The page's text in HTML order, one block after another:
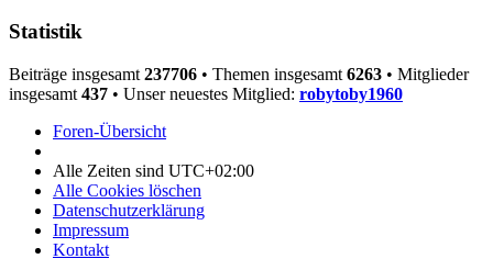
Statistik
Beiträge insgesamt 237706 • Themen insgesamt 6263 • Mitglieder
insgesamt 437 • Unser neuestes Mitglied: robytoby1960
Foren-Übersicht
Alle Zeiten sind UTC+02:00
Alle Cookies löschen
Datenschutzerklärung
Impressum
Kontakt